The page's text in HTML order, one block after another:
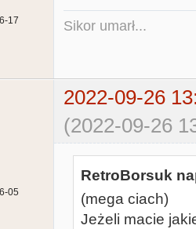
17
Sikor umarł...
2022-09-26
(2022-09-26
05
RetroBorsuk
(mega ciach)
Jeżeli macie